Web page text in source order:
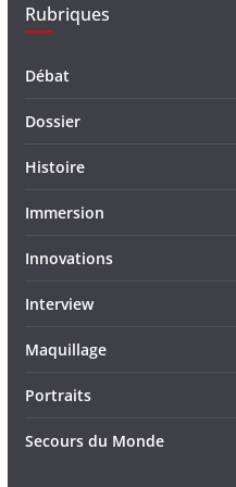
Rubriques
Débat
Dossier
Histoire
Immersion
Innovations
Interview
Maquillage
Portraits
Secours du Monde